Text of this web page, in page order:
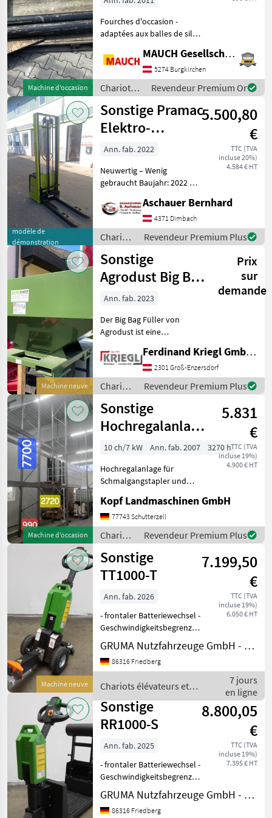
Sonstige
Machine d’occasion
Fourches d'occasion -
adaptées aux balles de silo
compatibles avec les porte-
fourches ISO FEM III
#TeamMauch Chariots
élévateurs et tech
MAUCH Gesellschaft m.b.H. & Co.KG
5274 Burgkirchen
Chariots
élévateurs
et
techniques
de
stockage /
Revendeur Premium Or
modèle de
démonstration
Sonstige Pramac
Elektro-
Deichselstapler
LX Duplex 12/35
5.500,80
€
TTC (TVA
incluse 20%)
4.584 € HT
Ann. fab. 2022
Neuwertig – Wenig
gebraucht Baujahr: 2022 Mit
Hubantrieb zur
kraftsparenden und
effizienten Handhabung
Batteriekapazität (V/Ah):
24/300 Br
Aschauer Bernhard
4371 Dimbach
Chariots
élévateurs
et
techniques
de
stockage
Sonstige
Revendeur Premium Plus
Machine neuve
Sonstige
Agrodust Big Bag
Füller
Prix
sur
demande
Ann. fab. 2023
Der Big Bag Füller von
Agrodust ist eine
schnell und einfach Big
Bags zu befüllen. Das
Befüllen der Big Bags kann
sehr schnell umgesetzt
Ferdinand Kriegl GmbH & Co KG
2301 Groß-Enzersdorf
Chariots
élévateurs
et
techniques
de
stockage
Sonstige
Revendeur Premium Plus
Machine d’occasion
Sonstige
Hochregalanlage
für
Schmalgangstapler
und sonsti
5.831
€
TTC (TVA
incluse 19%)
4.900 € HT
10 ch/7 kW Ann. fab. 2007
3270 h
Hochregalanlage für
Schmalgangstapler und
Hochregalanlage für
Schmalgangstapler und
sonstige 3 Regale á 1m
Breite, 25m Länge je 4
Ebenen á
Kopf Landmaschinen GmbH
77743 Schutterzell
Chariots
élévateurs
et
techniques
de
stockage
Sonstige
Revendeur Premium Plus
Machine neuve
Sonstige
TT1000-T
7.199,50
€
TTC (TVA
incluse 19%)
6.050 € HT
Ann. fab. 2026
- frontaler Batteriewechsel -
Geschwindigkeitsbegrenzung:
4 km/h - Zugangskontrolle:
Schlüsselschalter - Zugkraft
345 N - Motor 24V
Batter
GRUMA Nutzfahrzeuge GmbH - Staplertechnik
86316 Friedberg
Chariots élévateurs et
techniques de stockage /
Sonstige
7 jours
en ligne
Sonstige
RR1000-S
8.800,05
€
TTC (TVA
incluse 19%)
7.395 € HT
Ann. fab. 2025
- frontaler Batteriewechsel -
Geschwindigkeitsbegrenzung:
6 km/h - Zugangskontrolle:
Schlüsselschalter -
Standplattform - Zugkraft
GRUMA Nutzfahrzeuge GmbH - Staplertechnik
86316 Friedberg